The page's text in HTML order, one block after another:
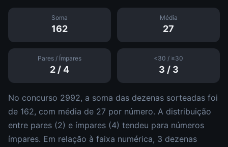
Soma
162
Média
27
Pares / Ímpares
2 /4
<30 / ≥30
3 / 3
No concurso 2992, a soma das dezenas sorteadas foi
de 162, com média de 27 por número. A distribuição
entre pares (2) e ímpares (4) tendeu para números
ímpares. Em relação à faixa numérica, 3 dezenas